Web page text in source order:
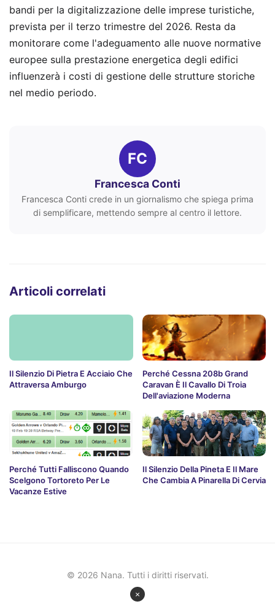
bandi per la digitalizzazione delle imprese turistiche,
prevista per il terzo trimestre del 2026. Resta da
monitorare come l'adeguamento alle nuove normative
europee sulla prestazione energetica degli edifici
influenzerà i costi di gestione delle strutture storiche
nel medio periodo.
FC
Francesca Conti
Francesca Conti crede in un giornalismo che spiega prima
di semplificare, mettendo sempre al centro il lettore.
Articoli correlati
Il Silenzio Di Pietra E Acciaio Che
Attraversa Amburgo
Perché Cessna 208b Grand
Caravan È Il Cavallo Di Troia
Dell'aviazione Moderna
Perché Tutti Falliscono Quando
Scelgono Tortoreto Per Le
Vacanze Estive
Il Silenzio Della Pineta E Il Mare
Che Cambia A Pinarella Di Cervia
×
© 2026 Nana. Tutti i diritti riservati.